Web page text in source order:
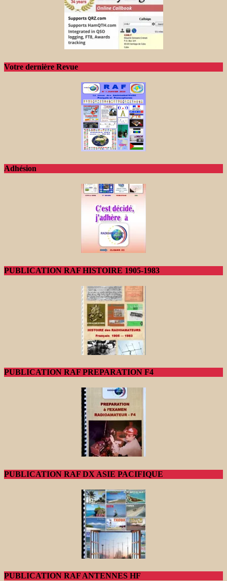
Votre dernière Revue
Adhésion
PUBLICATION RAF HISTOIRE 1905-1983
PUBLICATION RAF PREPARATION F4
PUBLICATION RAF DX ASIE PACIFIQUE
PUBLICATION RAF ANTENNES HF